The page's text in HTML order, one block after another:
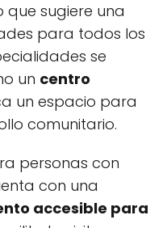
que sugiere una
para todos los
se
un centro
un espacio para
comunitario.
personas con
con una
accesible para